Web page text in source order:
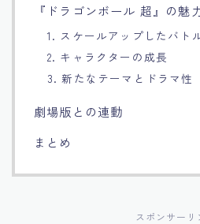
『ドラゴンボール 超』の魅
1. スケールアップしたバト
2. キャラクターの成長
3. 新たなテーマとドラマ性
劇場版との連動
まとめ
スポンサーリ